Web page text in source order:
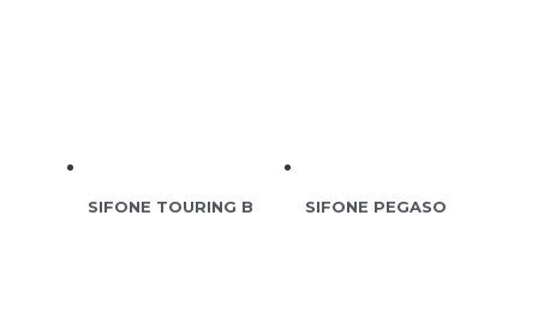
SIFONE TOURING B SIFONE PEGASO